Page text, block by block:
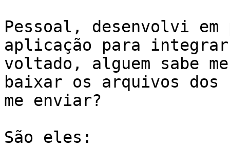
Pessoal, desenvolvi em
aplicação para
voltado, alguem sabe
baixar os arquivos dos
me enviar?
São eles: